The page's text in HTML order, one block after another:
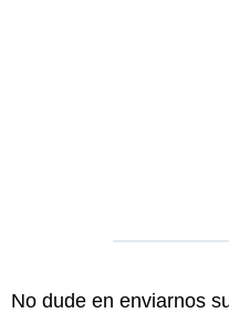
No dude en enviarnos